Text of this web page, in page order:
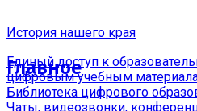
Единый доступ к
цифровым учебным
Библиотека цифрового
Чаты, видеозвонки,
История нашего края
Главное